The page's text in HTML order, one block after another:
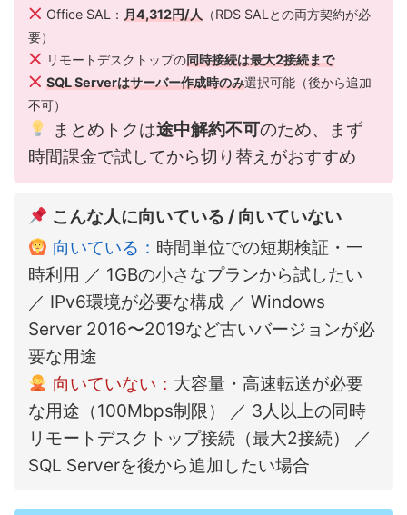
Office SAL：月4,312円/人 （RDS SALとの両方契約が必
要）
リモートデスクトップの同時接続は最大2接続まで
SQL Serverはサーバー作成時のみ選択可能（後から追加
不可）
まとめトクは途中解約不可のため、まず
時間課金で試してから切り替えがおすすめ
こんな人に向いている / 向いていない
向いている： 時間単位での短期検証・一
時利用 ／ 1GBの小さなプランから試したい
／ IPv6環境が必要な構成 ／ Windows
Server 2016〜2019など古いバージョンが必
要な用途
向いていない： 大容量・高速転送が必要
な用途（100Mbps制限） ／ 3人以上の同時
リモートデスクトップ接続（最大2接続） ／
SQL Serverを後から追加したい場合